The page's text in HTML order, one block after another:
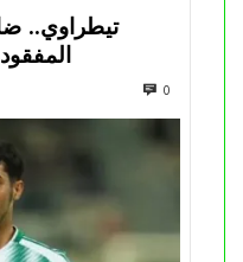
تيطراوي..
0